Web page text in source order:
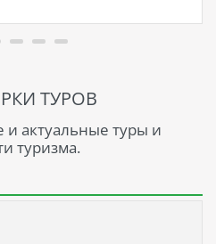
ТУРОВ
актуальные туры и
туризма.